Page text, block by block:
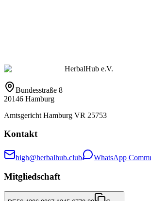
HerbalHub e.V.
Bundesstraße 8
20146 Hamburg
Amtsgericht Hamburg VR 25753
Kontakt
high@herbalhub.club WhatsApp
Mitgliedschaft